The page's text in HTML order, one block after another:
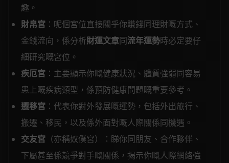
趣。
財帛宮 ：呢個宮位直接關乎你賺錢同理財嘅方式、
金錢流向，係分析財運文章同流年運勢時必定要仔
細研究嘅宮位。
疾厄宮 ：主要顯示你嘅健康狀況、體質強弱同容易
患上嘅疾病類型，係預防健康問題嘅重要參考。
遷移宮 ：代表你對外發展嘅運勢，包括外出旅行、
搬遷、移民，以及係外面對嘅人際關係同機遇。
交友宮 （亦稱奴僕宮）：睇你同朋友、合作夥伴、
下屬甚至係競爭對手嘅關係，揭示你嘅人際網絡強